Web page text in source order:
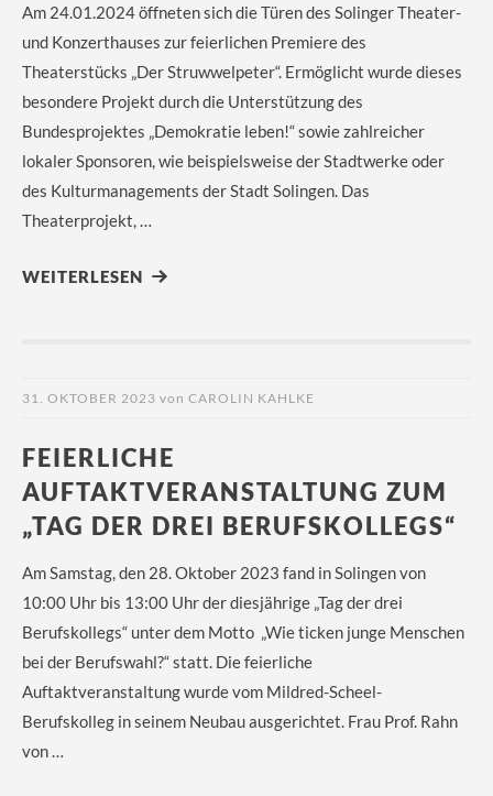
Am 24.01.2024 öffneten sich die Türen des Solinger Theater-
und Konzerthauses zur feierlichen Premiere des
Theaterstücks „Der Struwwelpeter“. Ermöglicht wurde dieses
besondere Projekt durch die Unterstützung des
Bundesprojektes „Demokratie leben!“ sowie zahlreicher
lokaler Sponsoren, wie beispielsweise der Stadtwerke oder
des Kulturmanagements der Stadt Solingen. Das
Theaterprojekt, …
WEITERLESEN
31. OKTOBER 2023 von CAROLIN KAHLKE
FEIERLICHE
AUFTAKTVERANSTALTUNG ZUM
„TAG DER DREI BERUFSKOLLEGS“
Am Samstag, den 28. Oktober 2023 fand in Solingen von
10:00 Uhr bis 13:00 Uhr der diesjährige „Tag der drei
Berufskollegs“ unter dem Motto „Wie ticken junge Menschen
bei der Berufswahl?“ statt. Die feierliche
Auftaktveranstaltung wurde vom Mildred-Scheel-
Berufskolleg in seinem Neubau ausgerichtet. Frau Prof. Rahn
von …